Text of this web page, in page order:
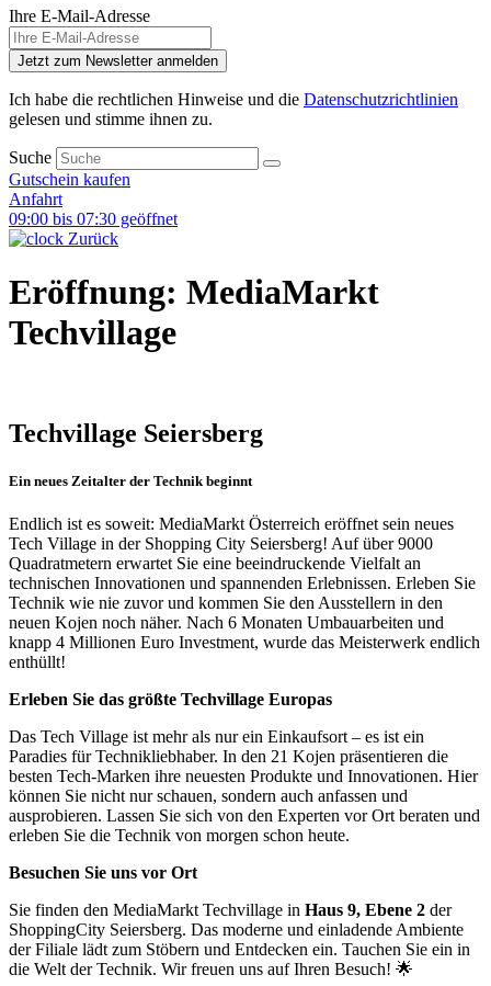
Ihre E-Mail-Adresse
Jetzt zum Newsletter anmelden
Ich habe die rechtlichen Hinweise und die Datenschutzrichtlinien
gelesen und stimme ihnen zu.
Suche
Gutschein kaufen
Anfahrt
09:00 bis 07:30 geöffnet
Zurück
Eröffnung: MediaMarkt
Techvillage
Techvillage Seiersberg
Ein neues Zeitalter der Technik beginnt
Endlich ist es soweit: MediaMarkt Österreich eröffnet sein neues
Tech Village in der Shopping City Seiersberg! Auf über 9000
Quadratmetern erwartet Sie eine beeindruckende Vielfalt an
technischen Innovationen und spannenden Erlebnissen. Erleben Sie
Technik wie nie zuvor und kommen Sie den Ausstellern in den
neuen Kojen noch näher. Nach 6 Monaten Umbauarbeiten und
knapp 4 Millionen Euro Investment, wurde das Meisterwerk endlich
enthüllt!
Erleben Sie das größte Techvillage Europas
Das Tech Village ist mehr als nur ein Einkaufsort – es ist ein
Paradies für Technikliebhaber. In den 21 Kojen präsentieren die
besten Tech-Marken ihre neuesten Produkte und Innovationen. Hier
können Sie nicht nur schauen, sondern auch anfassen und
ausprobieren. Lassen Sie sich von den Experten vor Ort beraten und
erleben Sie die Technik von morgen schon heute.
Besuchen Sie uns vor Ort
Sie finden den MediaMarkt Techvillage in Haus 9, Ebene 2 der
ShoppingCity Seiersberg. Das moderne und einladende Ambiente
der Filiale lädt zum Stöbern und Entdecken ein. Tauchen Sie ein in
die Welt der Technik. Wir freuen uns auf Ihren Besuch! 🌟